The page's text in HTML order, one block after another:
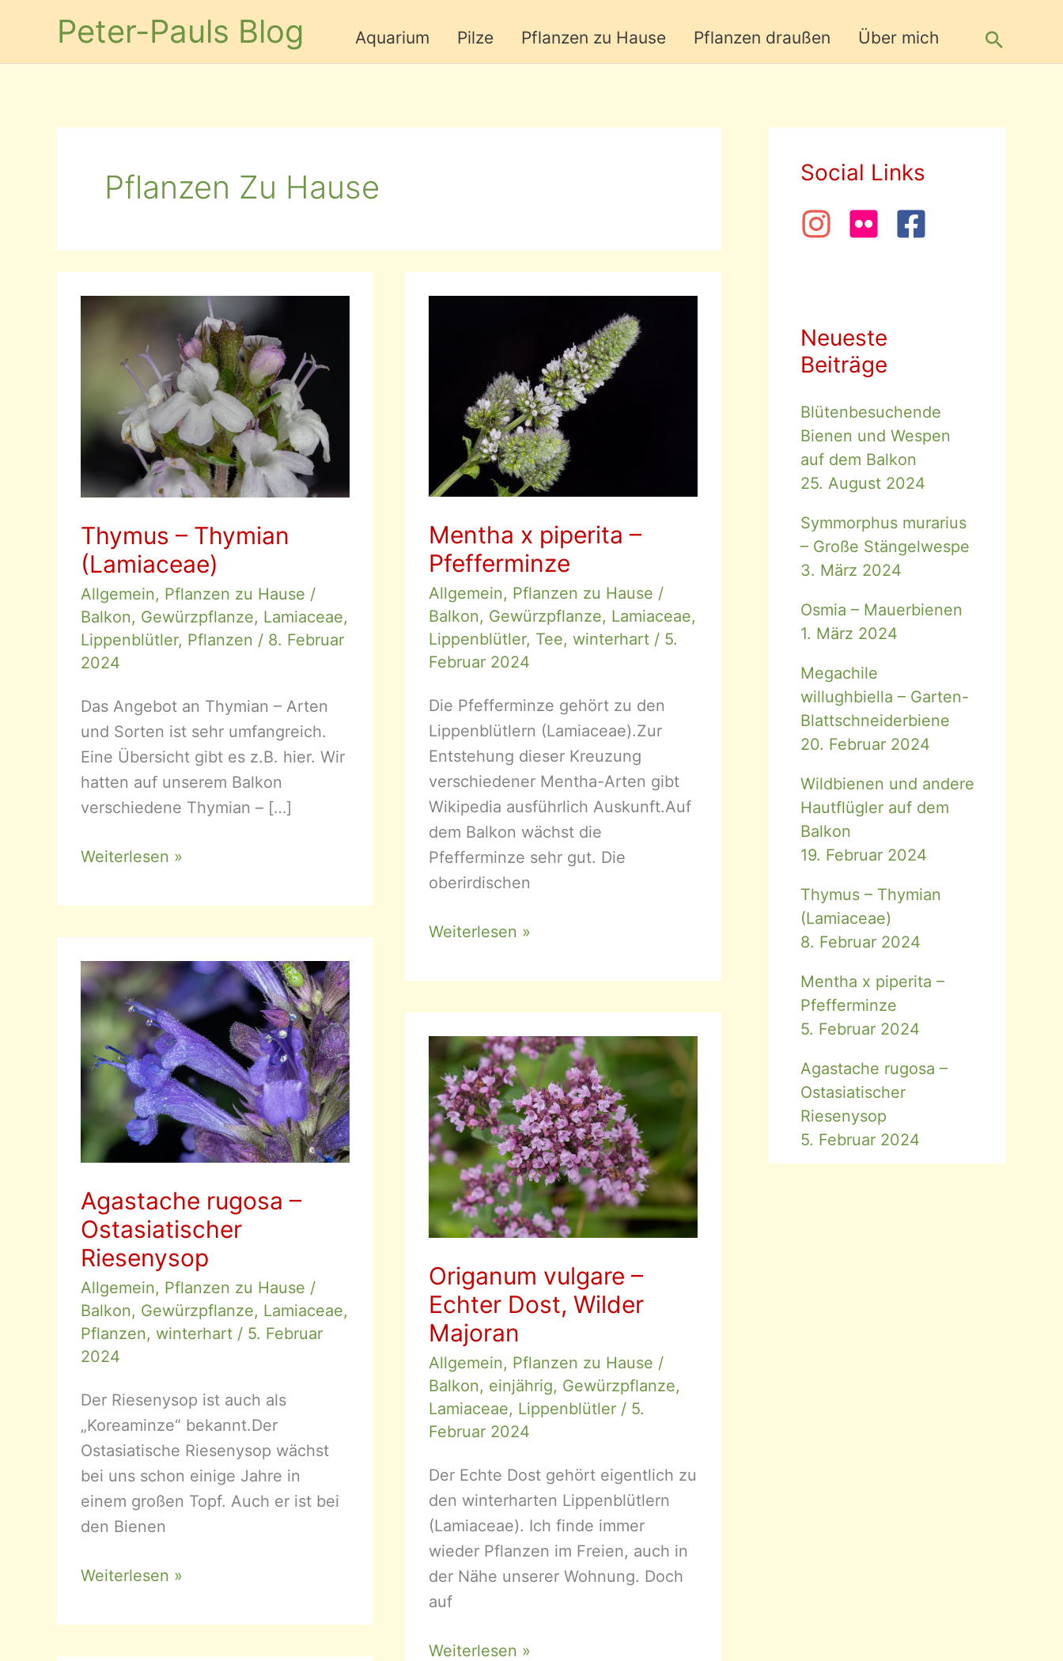
springen
Peter-Pauls Blog Aquarium Pilze Pflanzen zu Hause Pflanzen draußen Über mich
Pflanzen Zu Hause
Thymus – Thymian
(Lamiaceae)
Allgemein, Pflanzen zu Hause /
Balkon, Gewürzpflanze, Lamiaceae,
Lippenblütler, Pflanzen / 8. Februar
2024
Das Angebot an Thymian – Arten
und Sorten ist sehr umfangreich.
Eine Übersicht gibt es z.B. hier. Wir
hatten auf unserem Balkon
verschiedene Thymian – […]
Thymus
Thymian
Weiterlesen »
Mentha x piperita –
Pfefferminze
Allgemein, Pflanzen zu Hause /
Balkon, Gewürzpflanze, Lamiaceae,
Lippenblütler, Tee, winterhart / 5.
Februar 2024
Die Pfefferminze gehört zu den
Lippenblütlern (Lamiaceae).Zur
Entstehung dieser Kreuzung
verschiedener Mentha-Arten gibt
Wikipedia ausführlich Auskunft.Auf
dem Balkon wächst die
Pfefferminze sehr gut. Die
oberirdischen
Mentha
piperita
Pfefferminze
Weiterlesen »
Agastache rugosa –
Ostasiatischer
Riesenysop
Allgemein, Pflanzen zu Hause /
Balkon, Gewürzpflanze, Lamiaceae,
Pflanzen, winterhart / 5. Februar
2024
Der Riesenysop ist auch als
„Koreaminze“ bekannt.Der
Ostasiatische Riesenysop wächst
bei uns schon einige Jahre in
einem großen Topf. Auch er ist bei
den Bienen
Agastache
–
Weiterlesen »
Origanum vulgare –
Echter Dost, Wilder
Majoran
Allgemein, Pflanzen zu Hause /
Balkon, einjährig, Gewürzpflanze,
Lamiaceae, Lippenblütler / 5.
Februar 2024
Der Echte Dost gehört eigentlich zu
den winterharten Lippenblütlern
(Lamiaceae). Ich finde immer
wieder Pflanzen im Freien, auch in
der Nähe unserer Wohnung. Doch
auf
Origanum
Weiterlesen »
Social Links
Neueste
Beiträge
Blütenbesuchende
Bienen und Wespen
auf dem Balkon
25. August 2024
Symmorphus murarius
– Große Stängelwespe
3. März 2024
Osmia – Mauerbienen
1. März 2024
Megachile
willughbiella – Garten-
Blattschneiderbiene
20. Februar 2024
Wildbienen und andere
Hautflügler auf dem
Balkon
19. Februar 2024
Thymus – Thymian
(Lamiaceae)
8. Februar 2024
Mentha x piperita –
Pfefferminze
5. Februar 2024
Agastache rugosa –
Ostasiatischer
Riesenysop
5. Februar 2024